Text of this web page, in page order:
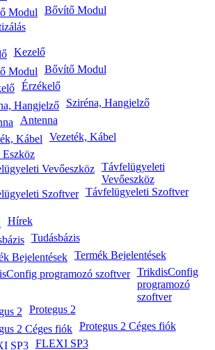
Bővítő Modul
Kezelő
Bővítő Modul
Érzékelő
Sziréna, Hangjelző
Antenna
Vezeték, Kábel
Távfelügyeleti
Vevőeszköz
Távfelügyeleti Szoftver
Hírek
Tudásbázis
Termék Bejelentések
TrikdisConfig
programozó
szoftver
Protegus 2
Protegus 2 Céges fiók
FLEXI SP3